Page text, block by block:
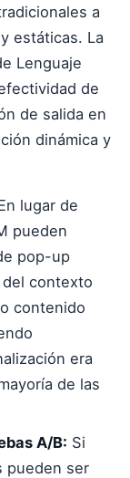
a
estáticas. La
Lenguaje
de
de salida en
dinámica y
lugar de
pueden
pop-up
contexto
contenido
era
de las
A/B: Si
pueden ser